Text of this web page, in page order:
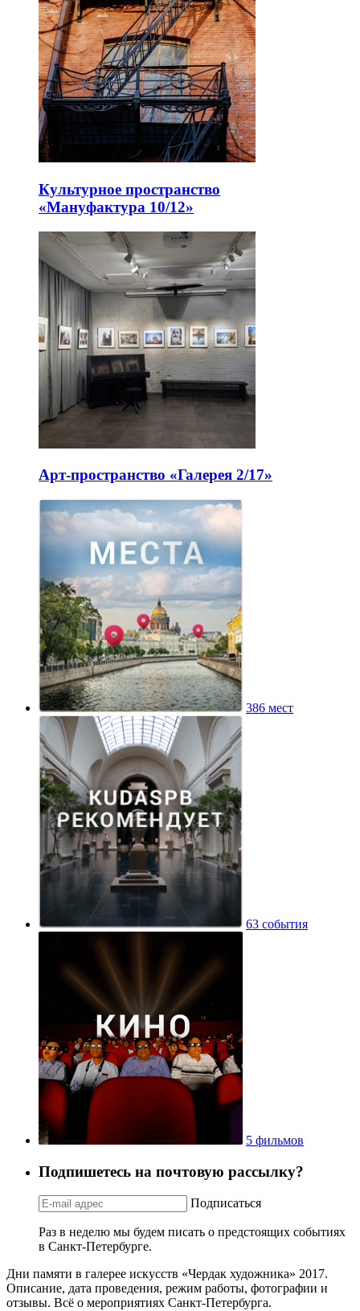
Культурное пространство
«Мануфактура 10/12»
Арт-пространство «Галерея 2/17»
386 мест
63 события
5 фильмов
Подпишетесь на почтовую рассылку?
Подписаться
Раз в неделю мы будем писать о предстоящих событиях
в Санкт-Петербурге.
Дни памяти в галерее искусств «Чердак художника» 2017.
Описание, дата проведения, режим работы, фотографии и
отзывы. Всё о мероприятиях Санкт-Петербурга.